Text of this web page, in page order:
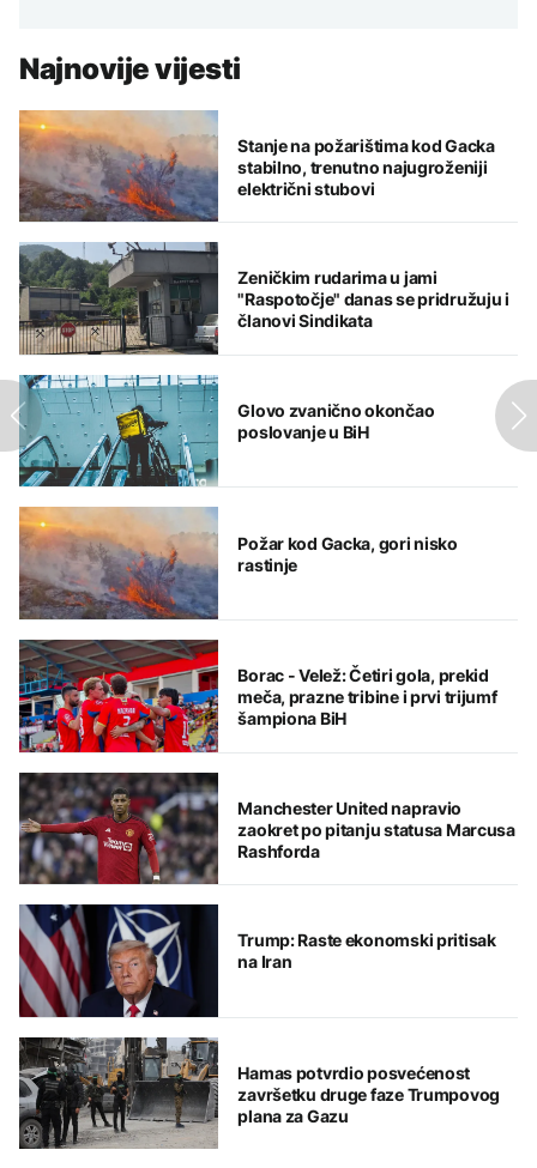
Najnovije vijesti
Stanje na požarištima kod Gacka
stabilno, trenutno najugroženiji
električni stubovi
Zeničkim rudarima u jami
"Raspotočje" danas se pridružuju i
članovi Sindikata
Glovo zvanično okončao
poslovanje u BiH
Požar kod Gacka, gori nisko
rastinje
Borac - Velež: Četiri gola, prekid
meča, prazne tribine i prvi trijumf
šampiona BiH
Manchester United napravio
zaokret po pitanju statusa Marcusa
Rashforda
Trump: Raste ekonomski pritisak
na Iran
Hamas potvrdio posvećenost
završetku druge faze Trumpovog
plana za Gazu